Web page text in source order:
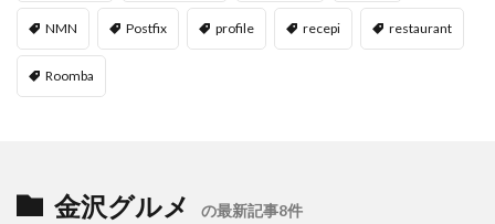
NMN Postfix profile recepi restaurant
Roomba
金沢グルメ の最新記事8件